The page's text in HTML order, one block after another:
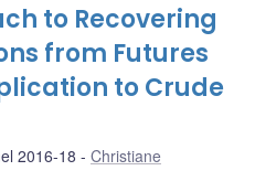
to Recovering
from Futures
to Crude
2016-18
Christiane